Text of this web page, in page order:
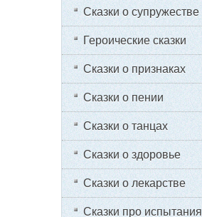
Сказки о супружестве
Героические сказки
Сказки о признаках
Сказки о пении
Сказки о танцах
Сказки о здоровье
Сказки о лекарстве
Сказки про испытания